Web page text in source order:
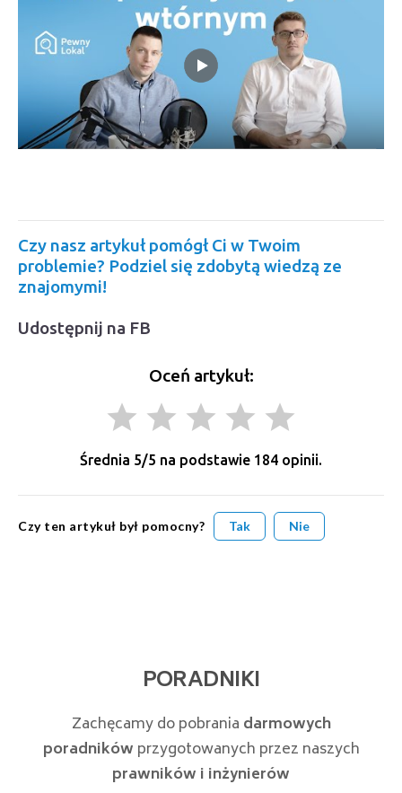
Czy nasz artykuł pomógł Ci w Twoim
problemie? Podziel się zdobytą wiedzą ze
znajomymi!
Udostępnij na FB
Oceń artykuł:
grade grade grade grade grade
Średnia 5/5 na podstawie 184 opinii.
Czy ten artykuł był pomocny? Tak Nie
PORADNIKI
Zachęcamy do pobrania darmowych
poradników przygotowanych przez naszych
prawników i inżynierów